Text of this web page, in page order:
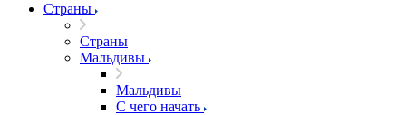
Страны
Страны
Мальдивы
Мальдивы
С чего начать